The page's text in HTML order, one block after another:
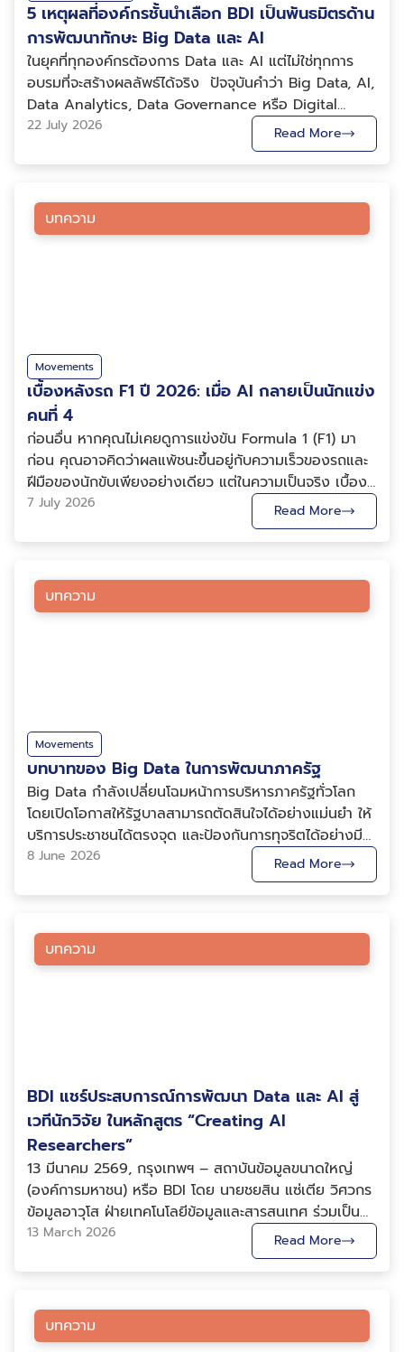
5 เหตุผลที่องค์กรชั้นนำเลือก BDI เป็นพันธมิตรด้าน
การพัฒนาทักษะ Big Data และ AI
ในยุคที่ทุกองค์กรต้องการ Data และ AI แต่ไม่ใช่ทุกการ
อบรมที่จะสร้างผลลัพธ์ได้จริง ปัจจุบันคำว่า Big Data, AI,
Data Analytics, Data Governance หรือ Digital
Transformation กลายเป็นคำที่ทุกองค์กรคุ้นเคย แต่ความ
ท้าทายสำคัญกลับไม่ใช่การเข้าถึงเทคโนโลยี หากเป็นการ
พัฒนาคนให้สามารถนำเทคโนโลยีเหล่านี้ไปใช้สร้างผลลัพธ์ได้
ทำงานจริงกลับพบว่า เนื้อหาไม่ตรงกับบริบทของ
องค์กร ตัวอย่างที่ใช้เรียนไม่เกี่ยวข้องกับงานจริง หรือผู้
สร้างความเปลี่ยนแปลงให้องค์กรผ่านข้อมูลและ AI อย่าง
เป็นรูปธรรม จุดเด่นที่ทำให้ BDI แตกต่างจากผู้ให้บริการฝึก
อบรมทั่วไป 1. เข้าใจทั้งภาครัฐและเอกชน เพราะเราเป็น
หน่วยงานภาครัฐที่ทำงานร่วมกับทั้งสองภาคส่วน BDI เป็น
องค์การมหาชนภายใต้กระทรวงดิจิทัลเพื่อเศรษฐกิจและ
สังคม ที่มีภารกิจส่งเสริมการใช้ประโยชน์จากข้อมูลขนาด
ใหญ่และ AI เพื่อพัฒนาประเทศ ตลอดหลายปีที่ผ่าน
มา BDI ได้ทำงานร่วมกับหน่วยงานภาครัฐ รัฐวิสาหกิจ
องค์กรปกครองส่วนท้องถิ่น รวมถึงภาคเอกชนในหลาก
ข้อจำกัด และความท้าทายของแต่ละองค์กรอย่างแท้จริง
เมื่อออกแบบหลักสูตร เราจึงสามารถเชื่อมโยงเนื้อหากับ
มากกว่า 200 คน โดย
กว่า 60% เป็น Technial People เช่น Data Scientist,
Data Engineer, Programmer และผู้เชี่ยวชาญด้านข้อมูล
และ AI ที่มีประสบการณ์ทำงานจริงกับโครงการระดับประเทศ
และองค์กรขนาดใหญ่ ผู้เรียนจึงไม่ได้รับเพียงความรู้เชิง
ทฤษฎี แต่ยังได้รับประสบการณ์จากกรณีศึกษาจริง ปัญหา
จริง และแนวทางแก้ไขที่เกิดขึ้นจริงในองค์กร ไม่ว่าจะเป็น
ทุกหลักสูตรถูกถ่ายทอดโดยผู้เชี่ยวชาญที่อยู่ในสนามจริง
กับโจทย์ขององค์กร หนึ่งในจุดแข็งที่ลูกค้าหลายองค์กร
ประทับใจ คือ BDI ไม่ได้ใช้หลักสูตรสำเร็จรูปเพียงแบบเดียว
กับทุกองค์กร ก่อนการอบรม ทีมงานจะร่วมพูดคุยกับ
จากผู้ให้บริการรายอื่น คือ BDI เปิดโอกาสให้หน่วยงานนำ
ข้อมูลจริงขององค์กรมาใช้ใน Workshop โดยเฉพาะ
หลักสูตรด้าน ผู้เรียนจะได้ฝึกวิเคราะห์ข้อมูลจากชุดข้อมูลที่
ใช้งานจริงภายในองค์กรของตนเอง ผลลัพธ์คือ เมื่อจบ
การอบรม ผู้เรียนจะไม่ได้เพียงความรู้ แต่ยัง
ได้ Dashboard หรือ Prototype ที่สามารถนำกลับไป
พัฒนาต่อยอดใช้งานได้ทันที แตกต่างจากการอบรมทั่วไปที่
ใช้ข้อมูลตัวอย่างซึ่งไม่สามารถนำไปใช้ต่อในงานจริงได้ 5. มี
ทีม TA ดูแลอย่างใกล้ชิดตลอดการเรียน การเรียน
โดยเฉพาะหลักสูตร Workshop หรือ Hands-on
Training BDI จึงจัดให้มีทีม Teaching Assistant
22 July 2026 Read More
บทความ
Movements
เบื้องหลังรถ F1 ปี 2026: เมื่อ AI กลายเป็นนักแข่ง
คนที่ 4
ก่อนอื่น หากคุณไม่เคยดูการแข่งขัน Formula 1 (F1) มา
ก่อน คุณอาจคิดว่าผลแพ้ชนะขึ้นอยู่กับความเร็วของรถและ
ฝีมือของนักขับเพียงอย่างเดียว แต่ในความเป็นจริง เบื้อง
หลังรถแข่งแต่ละคันมีทีมวิศวกร นักวิเคราะห์ข้อมูล และ
ระบบ AI คอยทำงานตลอดการแข่งขัน หลายคนอาจเคย
สงสัยว่า ทำไมทีมแข่งถึงรู้ว่าควรเรียกรถเข้า Pit Stop หรือ
ในจังหวะนั้นพอดี ทำไมบางครั้งรถที่ดูเร็วกว่าในสนามกลับ
แพ้ให้กับรถที่ดูช้ากว่า หรือวิศวกรที่นั่งอยู่บน Pit Wall ซึ่ง
2026 ซึ่งถือเป็นการเปลี่ยนแปลงกฎทางเทคนิคครั้งใหญ่
ที่สุดครั้งหนึ่งในรอบหลายทศวรรษ ทั้งด้านเครื่องยนต์
ระบบพลังงาน และหลักอากาศพลศาสตร์
(Aerodynamics) หรือศาสตร์ที่เกี่ยวข้องกับการไหลของ
อากาศรอบตัวรถ การเปลี่ยนแปลงครั้งนี้ทำให้ทีมแข่งต้อง
พึ่งพาการวิเคราะห์ข้อมูลและ AI มากขึ้นกว่าเดิม เพื่อค้นหา
ความได้เปรียบเพียงเศษเสี้ยววินาทีที่อาจตัดสินผลแพ้ชนะ
ได้ รถ F1 คือโรงงานผลิตข้อมูลที่วิ่งด้วยความเร็ว
เปรียบเสมือนศูนย์กลางการผลิตข้อมูลเคลื่อนที่ ด้วยการติด
ตั้งเซ็นเซอร์จำนวนมากทั่วทั้งคัน ตั้งแต่อุณหภูมิของยาง
ขึ้นมีมากกว่า 1.1 ล้านจุดข้อมูลต่อวินาทีจากรถเพียงคัน
เดียว ตลอดหนึ่งสุดสัปดาห์การแข่งขัน รถแข่งหนึ่งคัน
สามารถสร้างข้อมูลได้มากถึง 400 กิกะไบต์ ซึ่งมีขนาด
มากกว่าภาพยนตร์ความละเอียดสูงหลายร้อยเรื่องรวมกัน
อย่างไรก็ตาม คุณค่าของข้อมูลเหล่านี้ไม่ได้อยู่ที่การจัดเก็บ
เพื่อวิเคราะห์ภายหลังเท่านั้น แต่เกิดจากการประมวลผลแบบ
เรียลไทม์ในขณะที่รถกำลังแข่งขันอยู่บนสนาม วิศวกรสนาม
ที่ประจำอยู่บริเวณ Pit Wall สามารถติดตามสถานะของรถ
ได้ตลอดเวลา ขณะเดียวกันข้อมูลยังถูกส่งกลับไปยัง
แข่งขัน เพื่อให้ทีมวิศวกรและนักวิเคราะห์ข้อมูลร่วมกัน
สนับสนุนการตัดสินใจระหว่างการแข่งขัน AI กับบทบาทใน
7 July 2026 Read More
บทความ
Movements
บทบาทของ Big Data ในการพัฒนาภาครัฐ
Big Data กำลังเปลี่ยนโฉมหน้าการบริหารภาครัฐทั่วโลก
โดยเปิดโอกาสให้รัฐบาลสามารถตัดสินใจได้อย่างแม่นยำ ให้
บริการประชาชนได้ตรงจุด และป้องกันการทุจริตได้อย่างมี
ประสิทธิภาพมากขึ้น อย่างไรก็ตาม การนำเทคโนโลยีนี้มาใช้
ยังมีความท้าทายสำคัญ ได้แก่ ความเสี่ยงด้านความเป็น
ส่วนตัวของประชาชน ต้นทุนการลงทุนที่สูง และปัญหาความ
ภาครัฐจึงต้องอาศัยการออกแบบระบบที่สมดุลระหว่าง
ประสิทธิภาพกับการคุ้มครองสิทธิของประชาชน พร้อมทั้ง
ฐานข้อมูลราชการ ระบบกล้องวงจรปิด อุปกรณ์ IoT โซเชีย
ลมีเดีย หรือธุรกรรมออนไลน์ ซึ่งเมื่อนำมาวิเคราะห์ด้วย
เทคโนโลยีที่เหมาะสมจะสามารถสกัดข้อมูลเชิงลึกที่มีคุณค่า
ออกมาได้ บริบทของการใช้ Big Data ในภาครัฐไทยและ
ต่างประเทศ ประเทศต่าง ๆ ทั่วโลกได้เริ่มนำ Big Data มา
ใช้ในการบริหารราชการอย่างแพร่หลาย สิงคโปร์ใช้ระบบ
Smart Nation เพื่อบริหารจัดการเมือง เกาหลีใต้ใช้วิเคราะห์
ข้อมูลสาธารณสุขเพื่อควบคุมการแพร่ระบาดของโควิด-19
ส่วนสหรัฐอเมริกาใช้วิเคราะห์ข้อมูลเพื่อตรวจจับการฉ้อโกง
ดิจิทัลภาครัฐและการใช้ข้อมูลขนาดใหญ่ในหลายหน่วยงาน
เช่น กระทรวงสาธารณสุขใช้วิเคราะห์ข้อมูลสุขภาพประชาชน
8 June 2026 Read More
บทความ
BDI แชร์ประสบการณ์การพัฒนา Data และ AI สู่
เวทีนักวิจัย ในหลักสูตร “Creating AI
Researchers”
13 มีนาคม 2569, กรุงเทพฯ – สถาบันข้อมูลขนาดใหญ่
(องค์การมหาชน) หรือ BDI โดย นายชยสิน แซ่เตีย วิศวกร
ข้อมูลอาวุโส ฝ่ายเทคโนโลยีข้อมูลและสารสนเทศ ร่วมเป็น
วิทยากรในหลักสูตรอบรมเชิงปฏิบัติการ “การสร้างนักวิจัย
AI (Creating AI Researchers)” ภายใต้โครงการพัฒนา
โครงสร้างพื้นฐานปัญญาประดิษฐ์สำหรับภาษาไทย
พันธมิตร โดยถ่ายทอดองค์ความรู้ในหัวข้อ “Foundation
of Data and AI: Data, AI and Everything
13 March 2026 Read More
บทความ